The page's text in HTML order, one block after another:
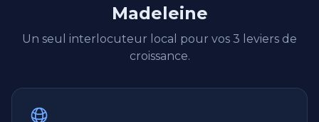
Madeleine
Un seul interlocuteur local pour vos 3 leviers de
croissance.